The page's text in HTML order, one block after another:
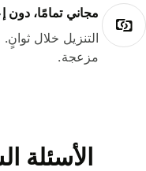
مجاني تمامًا، دون
التنزيل خلال
مزعجة.
الأسئلة